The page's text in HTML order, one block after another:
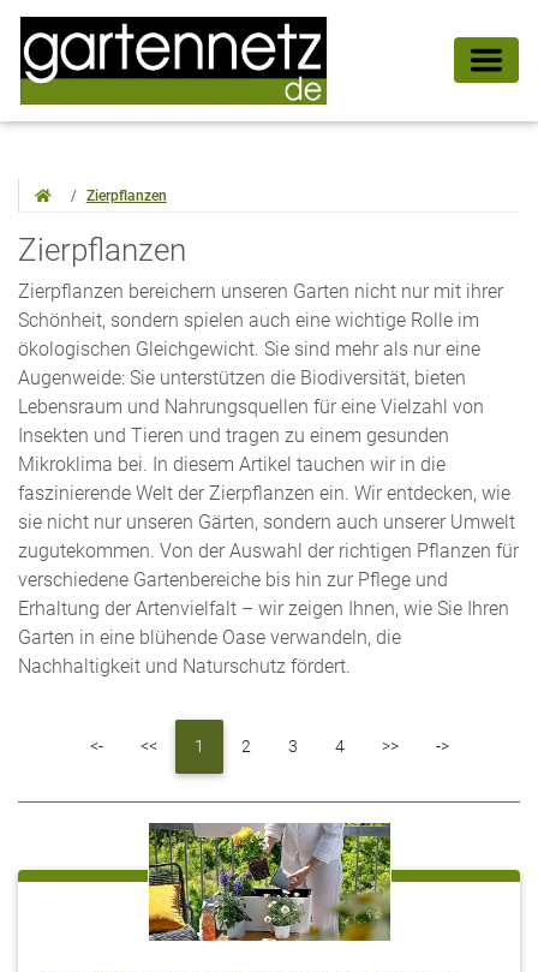
Zierpflanzen
Zierpflanzen
Zierpflanzen bereichern unseren Garten nicht nur mit ihrer
Schönheit, sondern spielen auch eine wichtige Rolle im
ökologischen Gleichgewicht. Sie sind mehr als nur eine
Augenweide: Sie unterstützen die Biodiversität, bieten
Lebensraum und Nahrungsquellen für eine Vielzahl von
Insekten und Tieren und tragen zu einem gesunden
Mikroklima bei. In diesem Artikel tauchen wir in die
faszinierende Welt der Zierpflanzen ein. Wir entdecken, wie
sie nicht nur unseren Gärten, sondern auch unserer Umwelt
zugutekommen. Von der Auswahl der richtigen Pflanzen für
verschiedene Gartenbereiche bis hin zur Pflege und
Erhaltung der Artenvielfalt – wir zeigen Ihnen, wie Sie Ihren
Garten in eine blühende Oase verwandeln, die
Nachhaltigkeit und Naturschutz fördert.
<-First <<Previous
1 2 3 4 >>Next ->Last